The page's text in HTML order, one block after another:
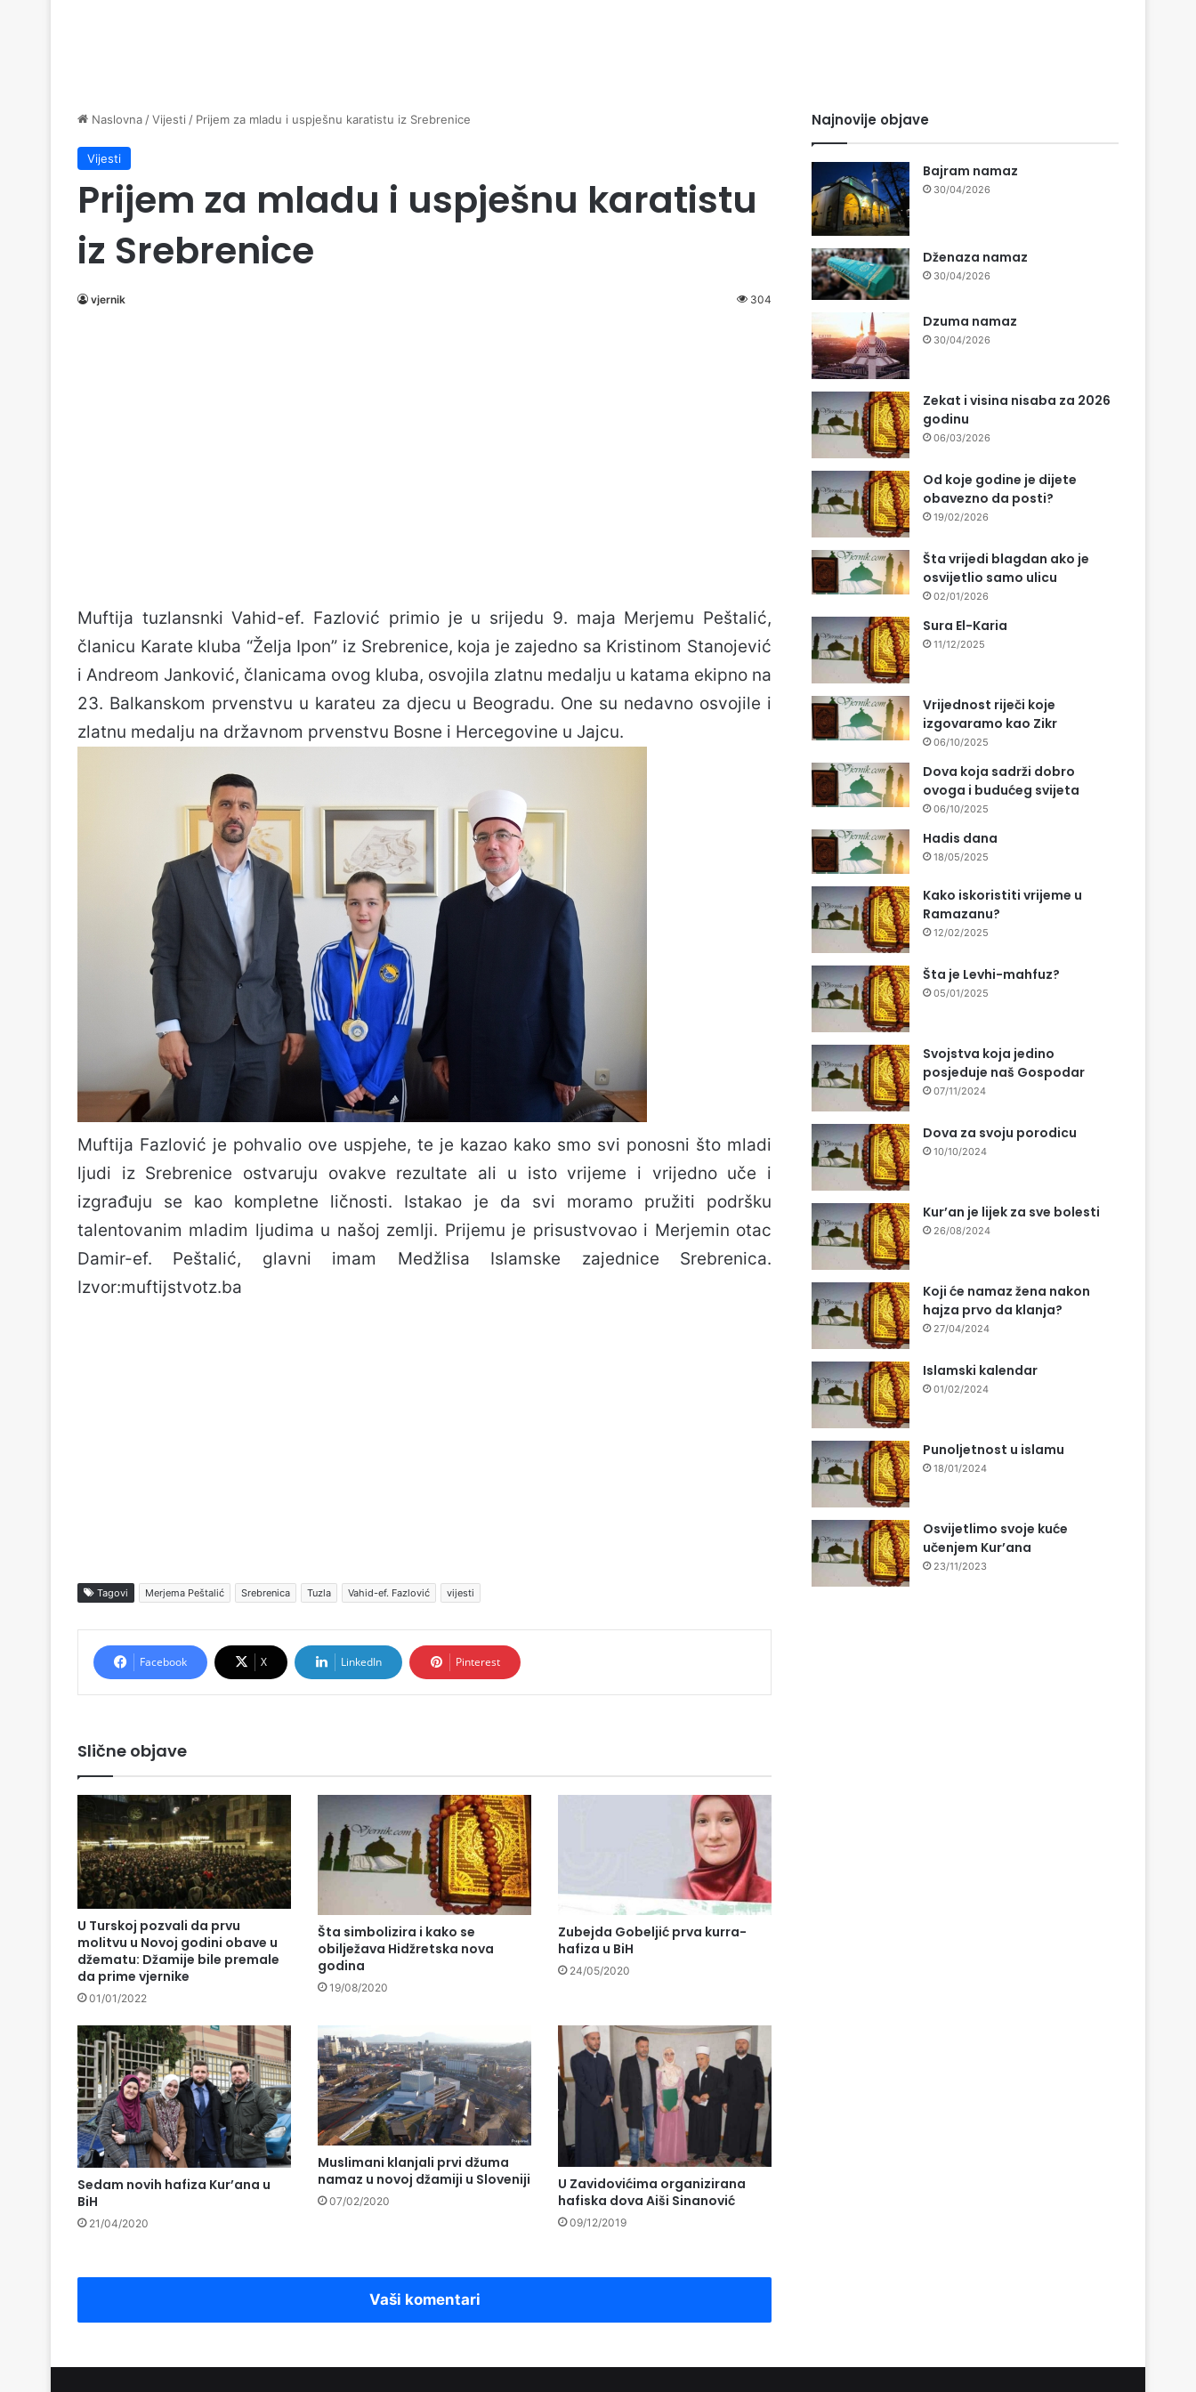
Naslovna /Vijesti / Prijem za mladu i uspješnu karatistu iz Srebrenice
Vijesti
Prijem za mladu i uspješnu karatistu
iz Srebrenice
vjernik 304
Muftija tuzlansnki Vahid-ef. Fazlović primio je u srijedu 9. maja Merjemu Peštalić,
članicu Karate kluba “Želja Ipon” iz Srebrenice, koja je zajedno sa Kristinom Stanojević
i Andreom Janković, članicama ovog kluba, osvojila zlatnu medalju u katama ekipno na
23. Balkanskom prvenstvu u karateu za djecu u Beogradu. One su nedavno osvojile i
zlatnu medalju na državnom prvenstvu Bosne i Hercegovine u Jajcu.
Muftija Fazlović je pohvalio ove uspjehe, te je kazao kako smo svi ponosni što mladi
ljudi iz Srebrenice ostvaruju ovakve rezultate ali u isto vrijeme i vrijedno uče i
izgrađuju se kao kompletne ličnosti. Istakao je da svi moramo pružiti podršku
talentovanim mladim ljudima u našoj zemlji. Prijemu je prisustvovao i Merjemin otac
Damir-ef. Peštalić, glavni imam Medžlisa Islamske zajednice Srebrenica.
Izvor:muftijstvotz.ba
Tagovi Merjema Peštalić Srebrenica Tuzla Vahid-ef. Fazlović vijesti
Facebook X LinkedIn Pinterest
Slične objave
U Turskoj pozvali da prvu
molitvu u Novoj godini obave u
džematu: Džamije bile premale
da prime vjernike
01/01/2022
Šta simbolizira i kako se
obilježava Hidžretska nova
godina
19/08/2020
Zubejda Gobeljić prva kurra-
hafiza u BiH
24/05/2020
Sedam novih hafiza Kur’ana u
BiH
21/04/2020
Muslimani klanjali prvi džuma
namaz u novoj džamiji u Sloveniji
07/02/2020
U Zavidovićima organizirana
hafiska dova Aiši Sinanović
09/12/2019
Vaši komentari
Najnovije objave
Bajram namaz
30/04/2026
Dženaza namaz
30/04/2026
Dzuma namaz
30/04/2026
Zekat i visina nisaba za 2026
godinu
06/03/2026
Od koje godine je dijete
obavezno da posti?
19/02/2026
Šta vrijedi blagdan ako je
osvijetlio samo ulicu
02/01/2026
Sura El-Karia
11/12/2025
Vrijednost riječi koje
izgovaramo kao Zikr
06/10/2025
Dova koja sadrži dobro
ovoga i budućeg svijeta
06/10/2025
Hadis dana
18/05/2025
Kako iskoristiti vrijeme u
Ramazanu?
12/02/2025
Šta je Levhi-mahfuz?
05/01/2025
Svojstva koja jedino
posjeduje naš Gospodar
07/11/2024
Dova za svoju porodicu
10/10/2024
Kur’an je lijek za sve bolesti
26/08/2024
Koji će namaz žena nakon
hajza prvo da klanja?
27/04/2024
Islamski kalendar
01/02/2024
Punoljetnost u islamu
18/01/2024
Osvijetlimo svoje kuće
učenjem Kur’ana
23/11/2023